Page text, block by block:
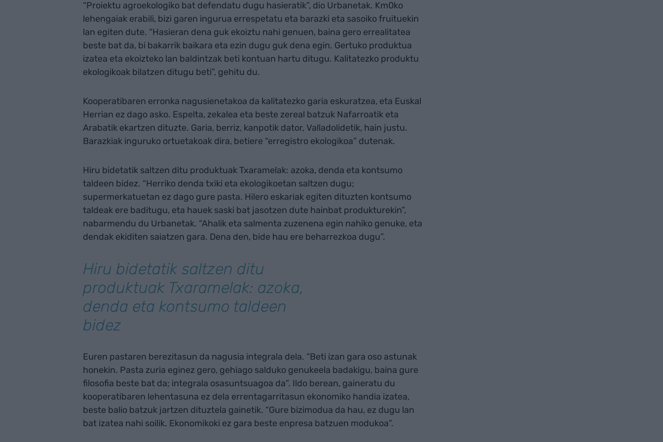
“Proiektu agroekologiko bat defendatu dugu hasieratik”, dio Urbanetak. Km0ko
lehengaiak erabili, bizi garen ingurua errespetatu eta barazki eta sasoiko fruituekin
lan egiten dute. “Hasieran dena guk ekoiztu nahi genuen, baina gero errealitatea
beste bat da, bi bakarrik baikara eta ezin dugu guk dena egin. Gertuko produktua
izatea eta ekoizteko lan baldintzak beti kontuan hartu ditugu. Kalitatezko produktu
ekologikoak bilatzen ditugu beti”, gehitu du.
Kooperatibaren erronka nagusienetakoa da kalitatezko garia eskuratzea, eta Euskal
Herrian ez dago asko. Espelta, zekalea eta beste zereal batzuk Nafarroatik eta
Arabatik ekartzen dituzte. Garia, berriz, kanpotik dator, Valladolidetik, hain justu.
Barazkiak inguruko ortuetakoak dira, betiere “erregistro ekologikoa” dutenak.
Hiru bidetatik saltzen ditu produktuak Txaramelak: azoka, denda eta kontsumo
taldeen bidez. “Herriko denda txiki eta ekologikoetan saltzen dugu;
supermerkatuetan ez dago gure pasta. Hilero eskariak egiten dituzten kontsumo
taldeak ere baditugu, eta hauek saski bat jasotzen dute hainbat produkturekin”,
nabarmendu du Urbanetak. “Ahalik eta salmenta zuzenena egin nahiko genuke, eta
dendak ekiditen saiatzen gara. Dena den, bide hau ere beharrezkoa dugu”.
Hiru bidetatik saltzen ditu
produktuak Txaramelak: azoka,
denda eta kontsumo taldeen
bidez
Euren pastaren berezitasun da nagusia integrala dela. “Beti izan gara oso astunak
honekin. Pasta zuria eginez gero, gehiago salduko genukeela badakigu, baina gure
filosofia beste bat da; integrala osasuntsuagoa da”. Ildo berean, gaineratu du
kooperatibaren lehentasuna ez dela errentagarritasun ekonomiko handia izatea,
beste balio batzuk jartzen dituztela gainetik. “Gure bizimodua da hau, ez dugu lan
bat izatea nahi soilik. Ekonomikoki ez gara beste enpresa batzuen modukoa”.